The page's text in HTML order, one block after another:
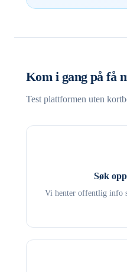
Kom i gang på få
Test plattformen uten
Søk
Vi henter offentlig info